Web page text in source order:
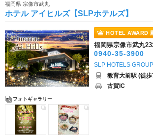
福岡県 宗像市武丸
ホテル アイヒルズ【SLPホテルズ】
フォトギャラリー
HOTEL AWARD
福岡県宗像市武丸
0940-35-3900
SLP HOTELS GROUP
教育大前駅 (徒
古賀IC